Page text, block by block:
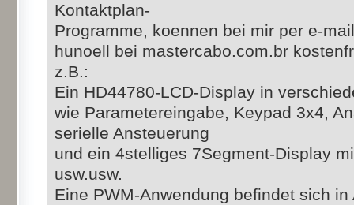
Kontaktplan-
Programme, koennen bei mir per e-
hunoell bei mastercabo.com.br
z.B.:
Ein HD44780-LCD-Display in
wie Parametereingabe, Keypad 3x4,
serielle Ansteuerung
und ein 4stelliges 7Segment-Display
usw.usw.
Eine PWM-Anwendung befindet sich